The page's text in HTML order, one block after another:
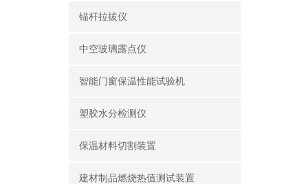
锚杆拉拔仪
中空玻璃露点仪
智能门窗保温性能试验机
塑胶水分检测仪
保温材料切割装置
建材制品燃烧热值测试装置